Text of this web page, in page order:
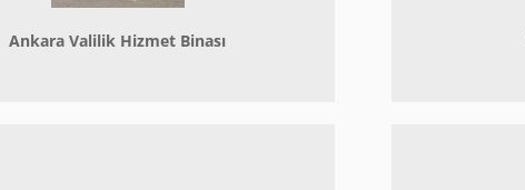
Ankara Valilik Hizmet Binası